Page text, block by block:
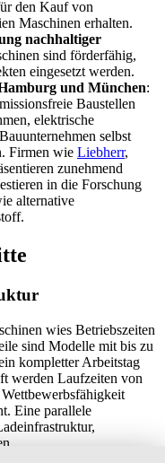
den Kauf von
Maschinen erhalten.
nachhaltiger
sind förderfähig,
eingesetzt werden.
und München:
Baustellen
elektrische
selbst
Firmen wie Liebherr,
zunehmend
in die Forschung
alternative
wies Betriebszeiten
sind Modelle mit bis zu
kompletter Arbeitstag
werden Laufzeiten von
Eine parallele